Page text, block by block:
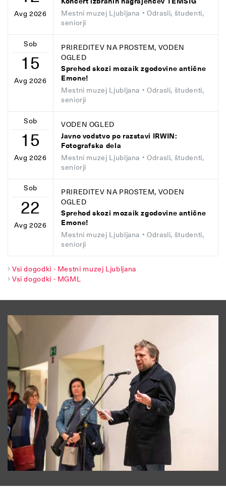
Avg 2026 Mestni muzej Ljubljana • Odrasli, študenti,
seniorji
Sob
15
Avg 2026
PRIREDITEV NA PROSTEM, VODEN
OGLED
Sprehod skozi mozaik zgodovine antične
Emone!
Mestni muzej Ljubljana • Odrasli, študenti,
seniorji
Sob
15
Avg 2026
VODEN OGLED
Javno vodstvo po razstavi IRWIN:
Fotografska dela
Mestni muzej Ljubljana • Odrasli, študenti,
seniorji
Sob
22
Avg 2026
PRIREDITEV NA PROSTEM, VODEN
OGLED
Sprehod skozi mozaik zgodovine antične
Emone!
Mestni muzej Ljubljana • Odrasli, študenti,
seniorji
Vsi dogodki - Mestni muzej Ljubljana
Vsi dogodki - MGML